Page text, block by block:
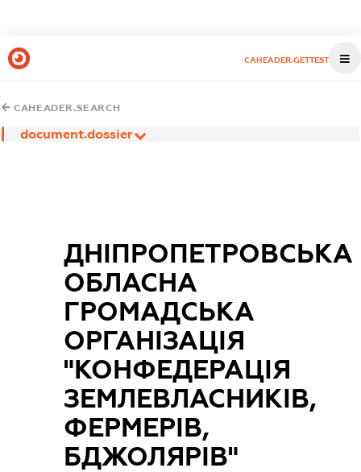
CAHEADER.GETTEST
CAHEADER.SEARCH
document.dossier
ДНІПРОПЕТРОВСЬКА
ОБЛАСНА
ГРОМАДСЬКА
ОРГАНІЗАЦІЯ
"КОНФЕДЕРАЦІЯ
ЗЕМЛЕВЛАСНИКІВ,
ФЕРМЕРІВ,
БДЖОЛЯРІВ"